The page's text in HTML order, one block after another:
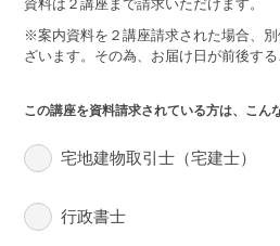
資料は２講座まで請求いただけます。
※案内資料を２講座請求された場合、
ざいます。その為、お届け日が前後する
この講座を資料請求されている方は、こん
宅地建物取引士（宅建士）
行政書士